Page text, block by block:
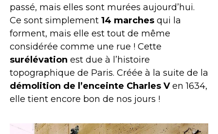
passé, mais elles sont murées aujourd’hui.
Ce sont simplement 14 marches qui la
forment, mais elle est tout de même
considérée comme une rue ! Cette
surélévation est due à l’histoire
topographique de Paris. Créée à la suite de la
démolition de l’enceinte Charles Ven 1634,
elle tient encore bon de nos jours !